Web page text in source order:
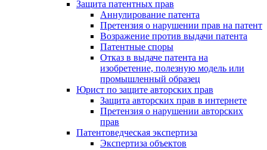
Защита патентных прав
Аннулирование патента
Претензия о нарушении прав на патент
Возражение против выдачи патента
Патентные споры
Отказ в выдаче патента на
изобретение, полезную модель или
промышленный образец
Юрист по защите авторских прав
Защита авторских прав в интернете
Претензия о нарушении авторских
прав
Патентоведческая экспертиза
Экспертиза объектов